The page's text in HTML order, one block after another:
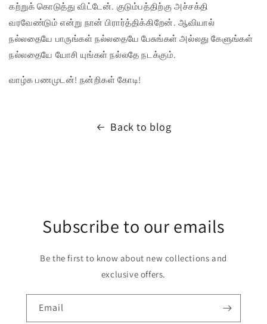
கற்றுக் கொடுத்து விட்டேன். குடும்பத்திற்கு அச்சக்தி
வரவேண்டும் என்று நான் பிரார்த்திக்கிறேன். ஆவியால்
நல்லதையே பாருங்கள் நல்லதையே பேசுங்கள் அல்லது கேளுங்கள்
நல்லதையே யோசி யுங்கள் நல்லதே நடக்கும்.
வாழ்க பணமுடன்! நன்றிகள் கோடி!
Back to blog
Subscribe to our emails
Be the first to know about new collections and
exclusive offers.
Email